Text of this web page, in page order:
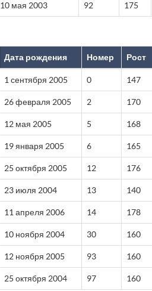
10 мая 2003 92 175
Дата рождения Номер Рост
1 сентября 2005 0 147
26 февраля 2005 2 170
12 мая 2005 5 168
19 января 2005 6 165
25 октября 2005 12 176
23 июля 2004 13 140
11 апреля 2006 14 178
10 ноября 2004 30 160
12 ноября 2005 93 160
25 октября 2004 97 160